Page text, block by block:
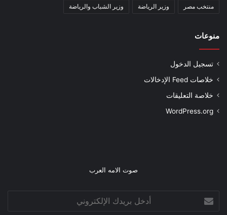
منتخب مصر وزير الرياضة وزير الشباب والرياضة
منوعات
تسجيل الدخول
خلاصات Feed الإدخالات
خلاصة التعليقات
WordPress.org
صوت الامه العرب
بريدك